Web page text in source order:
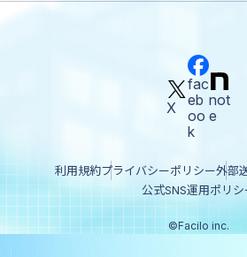
X
fac
eb
oo
k
not
e
利用規約プライバシーポリシー外部
公式SNS運用ポリシ
©Facilo inc.